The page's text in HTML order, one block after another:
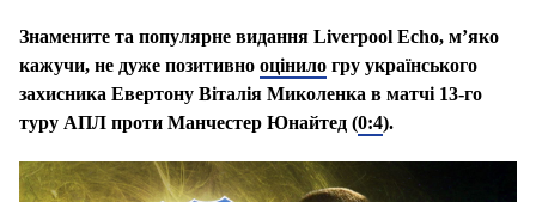
Знамените та популярне видання Liverpool Echo, м’яко
кажучи, не дуже позитивно оцінило гру українського
захисника Евертону Віталія Миколенка в матчі 13-го
туру АПЛ проти Манчестер Юнайтед (0:4).